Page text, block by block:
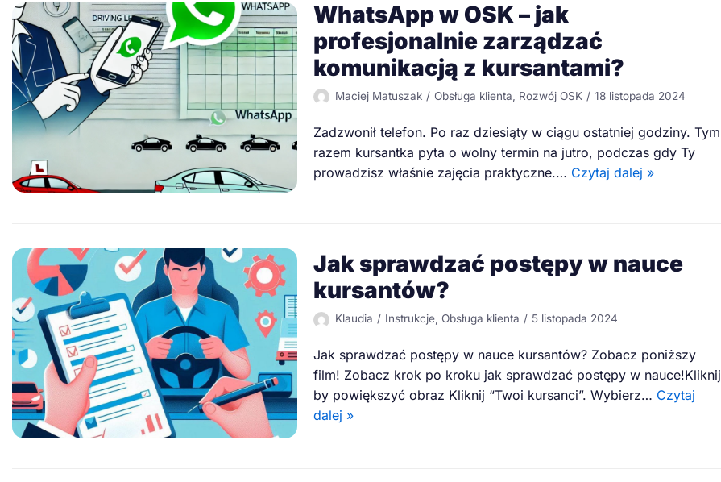
WhatsApp w OSK – jak
profesjonalnie zarządzać
komunikacją z kursantami?
Maciej Matuszak Obsługa klienta, Rozwój OSK 18 listopada 2024
Zadzwonił telefon. Po raz dziesiąty w ciągu ostatniej godziny. Tym
razem kursantka pyta o wolny termin na jutro, podczas gdy Ty
prowadzisz właśnie zajęcia praktyczne.… Czytaj dalej »
Jak sprawdzać postępy w nauce
kursantów?
Klaudia Instrukcje,Obsługa klienta 5 listopada 2024
Jak sprawdzać postępy w nauce kursantów? Zobacz poniższy
film! Zobacz krok po kroku jak sprawdzać postępy w nauce!Kliknij
by powiększyć obraz Kliknij “Twoi kursanci”. Wybierz… Czytaj
dalej »